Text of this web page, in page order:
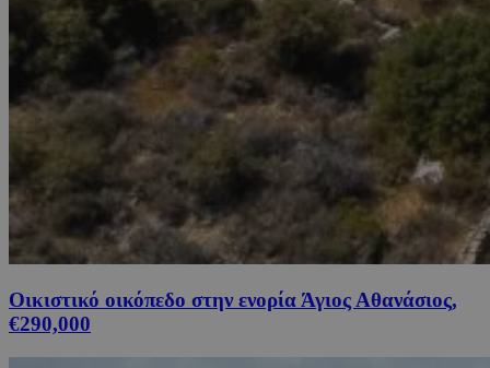
Οικιστικό οικόπεδο στην ενορία Άγιος Αθανάσιος,
€290,000